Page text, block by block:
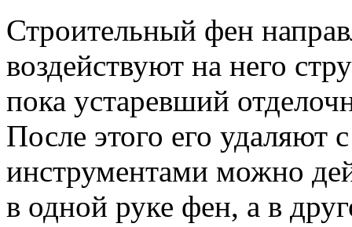
Строительный фен
воздействуют на него
пока устаревший
После этого его
инструментами можно
в одной руке фен, а в